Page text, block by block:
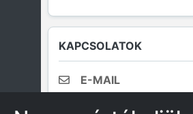
KAPCSOLATOK
E-MAIL
gyor2007@gmail.com